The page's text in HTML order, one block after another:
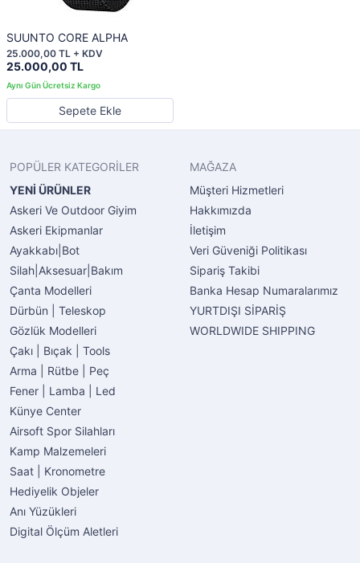
SUUNTO CORE ALPHA
25.000,00 TL
25.000,00 TL + KDV
Sepete Ekle
POPÜLER KATEGORİLER
YENİ ÜRÜNLER
Askeri Ve Outdoor Giyim
Askeri Ekipmanlar
Ayakkabı|Bot
Silah|Aksesuar|Bakım
Çanta Modelleri
Dürbün | Teleskop
Gözlük Modelleri
Çakı | Bıçak | Tools
Arma | Rütbe | Peç
Fener | Lamba | Led
Künye Center
Airsoft Spor Silahları
Kamp Malzemeleri
Saat | Kronometre
Hediyelik Objeler
Anı Yüzükleri
Digital Ölçüm Aletleri
MAĞAZA
Müşteri Hizmetleri
Hakkımızda
İletişim
Veri Güveniği Politikası
Sipariş Takibi
Banka Hesap Numaralarımız
YURTDIŞI SİPARİŞ
WORLDWIDE SHIPPING